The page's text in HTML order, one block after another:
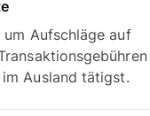
Aufschläge auf
Ausland tätigst.